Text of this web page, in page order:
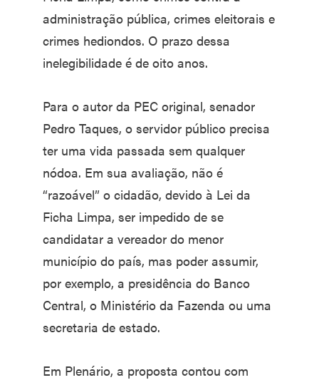
administração pública, crimes eleitorais e
crimes hediondos. O prazo dessa
inelegibilidade é de oito anos.
Para o autor da PEC original, senador
Pedro Taques, o servidor público precisa
ter uma vida passada sem qualquer
nódoa. Em sua avaliação, não é
“razoável” o cidadão, devido à Lei da
Ficha Limpa, ser impedido de se
candidatar a vereador do menor
município do país, mas poder assumir,
por exemplo, a presidência do Banco
Central, o Ministério da Fazenda ou uma
secretaria de estado.
Em Plenário, a proposta contou com